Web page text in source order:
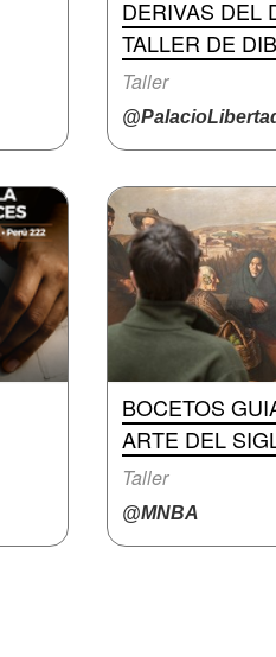
DERIVAS DEL
TALLER DE
Taller
BOCETOS
ARTE DEL
Taller
@MNBA